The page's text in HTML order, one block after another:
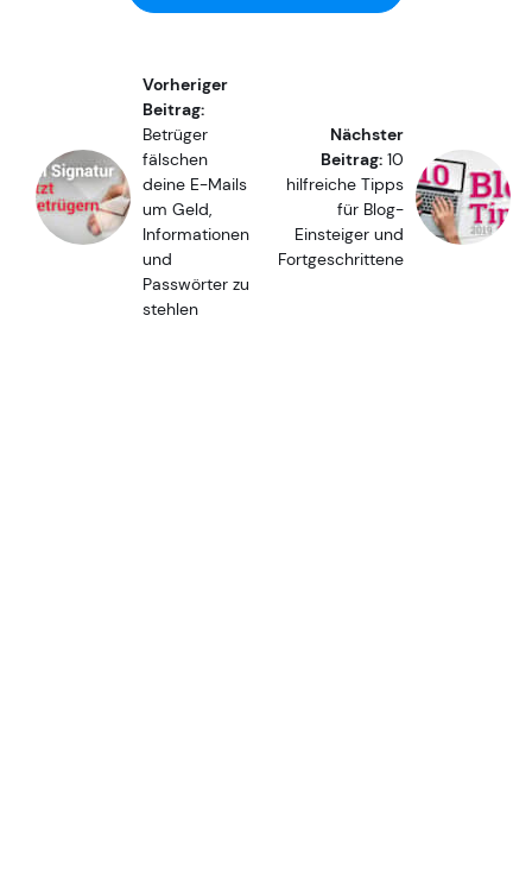
Vorheriger
Beitrag:
Betrüger
fälschen
deine E-Mails
um Geld,
Informationen
und
Passwörter zu
stehlen
Nächster
Beitrag: 10
hilfreiche Tipps
für Blog-
Einsteiger und
Fortgeschrittene